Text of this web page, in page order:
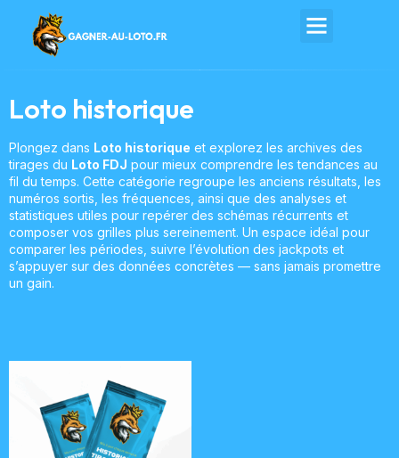
Loto historique
Plongez dans Loto historique et explorez les archives des
tirages du Loto FDJ pour mieux comprendre les tendances au
fil du temps. Cette catégorie regroupe les anciens résultats, les
numéros sortis, les fréquences, ainsi que des analyses et
statistiques utiles pour repérer des schémas récurrents et
composer vos grilles plus sereinement. Un espace idéal pour
comparer les périodes, suivre l’évolution des jackpots et
s’appuyer sur des données concrètes — sans jamais promettre
un gain.